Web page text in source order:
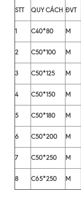
STT QUY CÁCH ĐVT
1 C40*80 M
2 C50*100 M
3 C50*125 M
4
C50*150 M
5
C50*180 M
6
C50*200 M
7
C50*250 M
8 C65*250 M